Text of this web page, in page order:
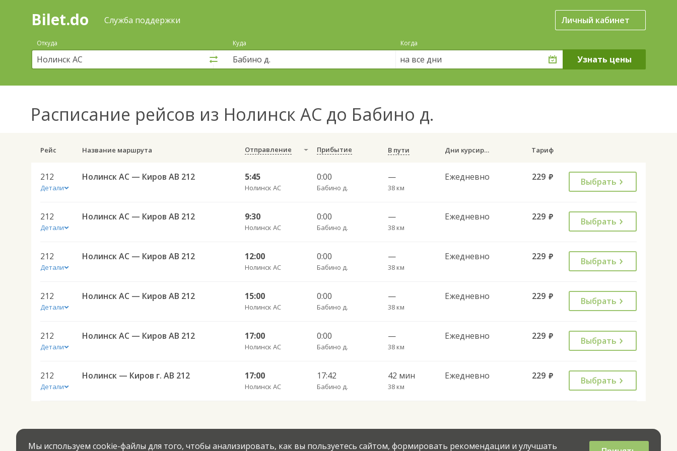
Поиск
покупка
билетов
автобус
онлайн
Bilet.do Служба поддержки Личный кабинет
Откуда Куда Когда
на все дни
Расписание рейсов из Нолинск АС до Бабино д.
Рейс Название маршрута Отправление Прибытие В пути Дни курсирования Тариф
212
Детали
Нолинск АС — Киров АВ 212 5:45
Нолинск АС
0:00
Бабино д.
—
38 км
Ежедневно 229 руб. Выбрать
212
Детали
Нолинск АС — Киров АВ 212 9:30
Нолинск АС
0:00
Бабино д.
—
38 км
Ежедневно 229 руб. Выбрать
212
Детали
Нолинск АС — Киров АВ 212 12:00
Нолинск АС
0:00
Бабино д.
—
38 км
Ежедневно 229 руб. Выбрать
212
Детали
Нолинск АС — Киров АВ 212 15:00
Нолинск АС
0:00
Бабино д.
—
38 км
Ежедневно 229 руб. Выбрать
212
Детали
Нолинск АС — Киров АВ 212 17:00
Нолинск АС
0:00
Бабино д.
—
38 км
Ежедневно 229 руб. Выбрать
212
Детали
Нолинск — Киров г. АВ 212 17:00
Нолинск АС
17:42
Бабино д.
42 мин
38 км
Ежедневно 229 руб. Выбрать
Мы используем cookie-файлы для того, чтобы анализировать, как вы пользуетесь сайтом, формировать рекомендации и улучшать